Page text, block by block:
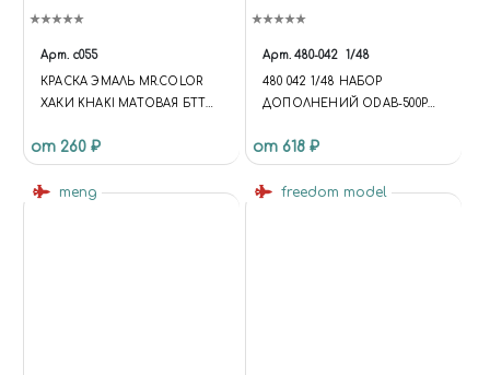
Арт. c055
КРАСКА ЭМАЛЬ MR.COLOR
ХАКИ KHAKI МАТОВАЯ БТТ
от 260 ₽
Арт. 480-042 1/48
480 042 1/48 НАБОР
ДОПОЛНЕНИЙ ODAB-500PM
от 618 ₽
meng freedom model